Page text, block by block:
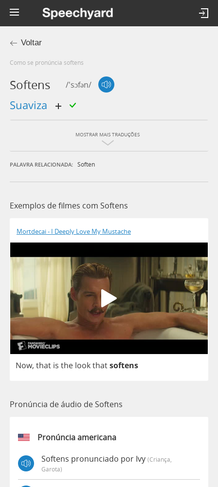
Voltar
Como se pronúncia softens
Softens /'sɔfən/
suaviza
MOSTRAR MAIS TRADUÇÕES
PALAVRA RELACIONADA: Soften
Exemplos de filmes com Softens
Mortdecai - I Deeply Love My Mustache
Now, that is the lookthatsoftens
Pronúncia de áudio de Softens
Pronúncia americana
Softens pronunciado por Ivy (criança,
Garota)